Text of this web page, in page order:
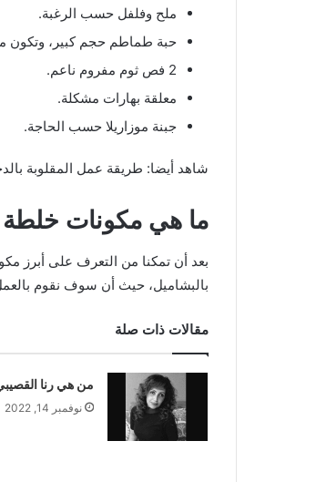
ملح وفلفل حسب الرغبة.
حبة طماطم حجم كبير، وتكون
2 فص ثوم مفروم ناعم.
معلقة بهارات مشكلة.
جبنة موزاريلا حسب الحاجة.
شاهد أيضا: طريقة عمل المقلوبة
ما هي مكونات خلطة
بعد أن تمكنا من التعرف على أبرز
بالبشاميل، حيث أن سوف نقوم
مقالات ذات صلة
من هي رنا القصيبي
نوفمبر 14, 2022